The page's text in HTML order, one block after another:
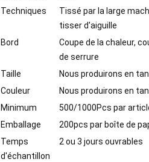
Techniques
Tissé par la large
tisser d'aiguille
Bord
Coupe de la chaleur,
de serrure
Taille
Nous produirons en
Couleur
Nous produirons en
Minimum
500/1000Pcs par
Emballage
200pcs par boîte de
Temps
d'échantillon
2 ou 3 jours ouvrables